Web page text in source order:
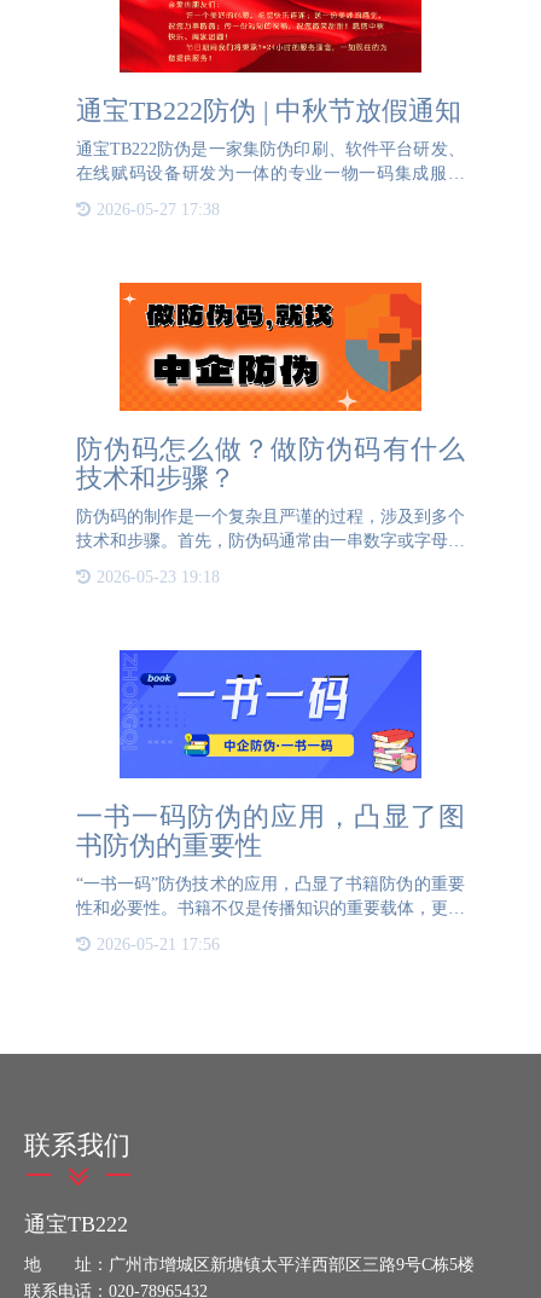
通宝TB222防伪 | 中秋节放假通知
通宝TB222防伪是一家集防伪印刷、软件平台研发、
在线赋码设备研发为一体的专业一物一码集成服务
2026-05-27 17:38
防伪码怎么做？做防伪码有什么
技术和步骤？
防伪码的制作是一个复杂且严谨的过程，涉及到多个
技术和步骤。首先，防伪码通常由一串数字或字母组
码，需要使用专业的防伪码生成系统，这些系统基于
2026-05-23 19:18
一书一码防伪的应用，凸显了图
书防伪的重要性
“一书一码”防伪技术的应用，凸显了书籍防伪的重要
性和必要性。书籍不仅是传播知识的重要载体，更是
塑造人们思想观念的关键媒介。特别是对于儿童读
物，内容的准确性直接关系到他们的认知发展和价值
2026-05-21 17:56
联系我们
通宝TB222
地 址：广州市增城区新塘镇太平洋西部区三路9号C栋5楼
联系电话：020-78965432